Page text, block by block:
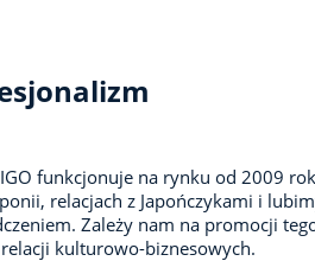
funkcjonuje na rynku od 2009
relacjach z Japończykami i
Zależy nam na promocji
kulturowo-biznesowych.